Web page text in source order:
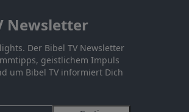
Newsletter
Der Bibel TV Newsletter
geistlichem Impuls
um Bibel TV informiert Dich